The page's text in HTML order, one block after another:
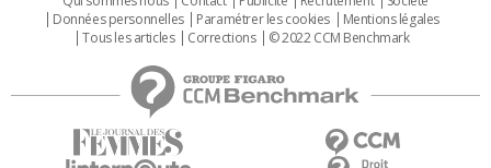
Données personnelles
Paramétrer les cookies
Mentions légales
Tous les articles
Corrections © 2022 CCM Benchmark